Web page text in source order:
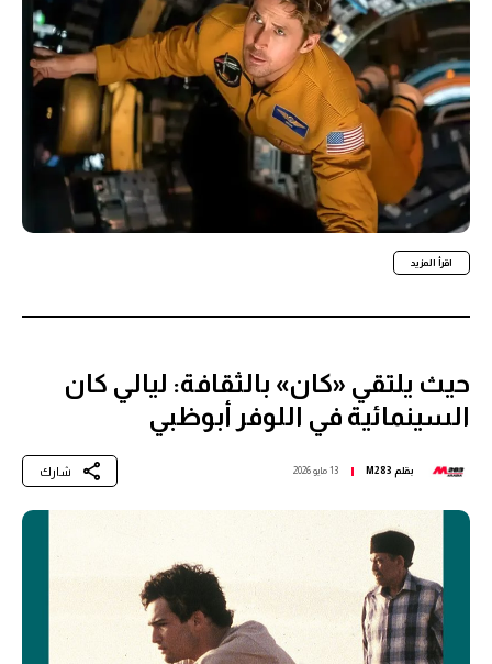
اقرأ المزيد
حيث يلتقي «كان» بالثقافة: ليالي كان
السينمائية في اللوفر أبوظبي
بقلم M283 13 مايو 2026 شارك